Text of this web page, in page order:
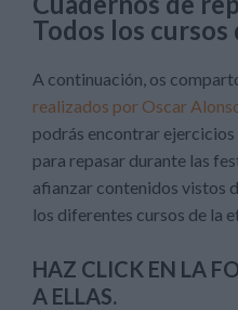
Todos los cursos
A continuación, os
realizados por Oscar
podrás encontrar
para repasar durante las
afianzar contenidos vistos
los diferentes cursos de la
HAZ CLICK EN LA
A ELLAS.